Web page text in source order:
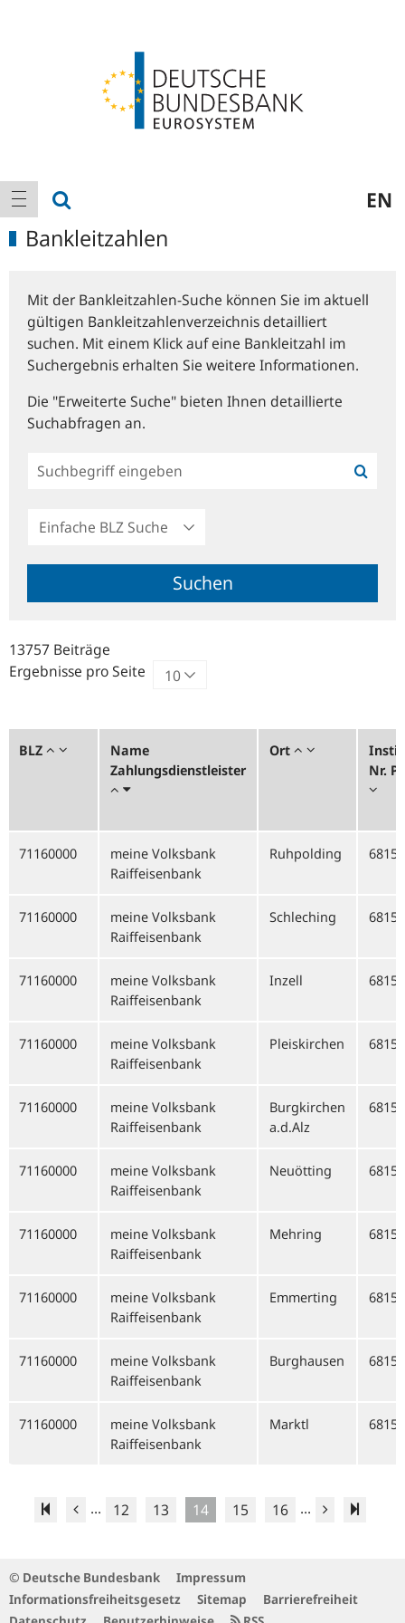
Hauptnavigation
Navigation anzeigen EN
Bankleitzahlen
Mit der Bankleitzahlen-Suche können Sie im aktuell
gültigen Bankleitzahlenverzeichnis detailliert
suchen. Mit einem Klick auf eine Bankleitzahl im
Suchergebnis erhalten Sie weitere Informationen.
Die "Erweiterte Suche" bieten Ihnen detaillierte
Suchabfragen an.
Einfache
Suche
Suchen
13757 Beiträge
Ergebnisse pro Seite
BLZ
Name
Zahlungsdienstleister
Ort
Nr.
71160000
meine Volksbank
Raiffeisenbank
Ruhpolding 68159
71160000
meine Volksbank
Raiffeisenbank
Schleching 68159
71160000
meine Volksbank
Raiffeisenbank
Inzell 68159
71160000
meine Volksbank
Raiffeisenbank
Pleiskirchen 68159
71160000
meine Volksbank
Raiffeisenbank
Burgkirchen
a.d.Alz
68159
71160000
meine Volksbank
Raiffeisenbank
Neuötting 68159
71160000
meine Volksbank
Raiffeisenbank
Mehring 68159
71160000
meine Volksbank
Raiffeisenbank
Emmerting 68159
71160000
meine Volksbank
Raiffeisenbank
Burghausen 68159
71160000
meine Volksbank
Raiffeisenbank
Marktl 68159
... 12 13 14 15 16 ...
© Deutsche Bundesbank
Impressum
Informationsfreiheitsgesetz
Sitemap
Barrierefreiheit